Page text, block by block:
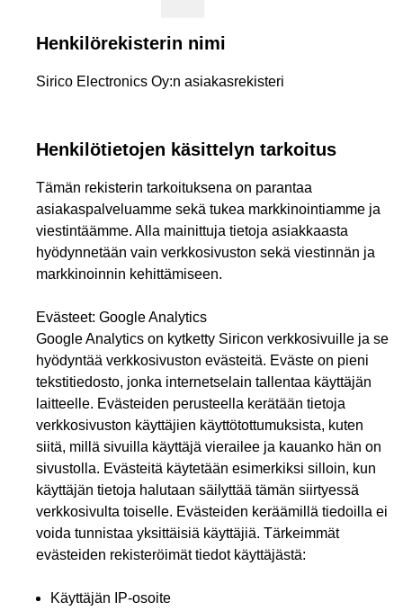
Henkilörekisterin nimi
Sirico Electronics Oy:n asiakasrekisteri
Henkilötietojen käsittelyn tarkoitus
Tämän rekisterin tarkoituksena on parantaa
asiakaspalveluamme sekä tukea markkinointiamme ja
viestintäämme. Alla mainittuja tietoja asiakkaasta
hyödynnetään vain verkkosivuston sekä viestinnän ja
markkinoinnin kehittämiseen.
Evästeet: Google Analytics
Google Analytics on kytketty Siricon verkkosivuille ja se
hyödyntää verkkosivuston evästeitä. Eväste on pieni
tekstitiedosto, jonka internetselain tallentaa käyttäjän
laitteelle. Evästeiden perusteella kerätään tietoja
verkkosivuston käyttäjien käyttötottumuksista, kuten
siitä, millä sivuilla käyttäjä vierailee ja kauanko hän on
sivustolla. Evästeitä käytetään esimerkiksi silloin, kun
käyttäjän tietoja halutaan säilyttää tämän siirtyessä
verkkosivulta toiselle. Evästeiden keräämillä tiedoilla ei
voida tunnistaa yksittäisiä käyttäjiä. Tärkeimmät
evästeiden rekisteröimät tiedot käyttäjästä:
Käyttäjän IP-osoite